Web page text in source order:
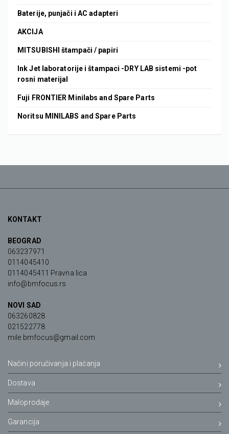
Baterije, punjači i AC adapteri
AKCIJA
MITSUBISHI štampači / papiri
Ink Jet laboratorije i štampaci -DRY LAB sistemi -pot
rosni materijal
Fuji FRONTIER Minilabs and Spare Parts
Noritsu MINILABS and Spare Parts
KONTAKT
BEOGRAD
063237971
0114045410
0114045411 Pravna lica
info@bmfocus.rs
NOVI SAD
063260828
021522778
mile.bmfocus@gmail.com
Načini poručivanja i plaćanja
Dostava
Maloprodaje
Garancija